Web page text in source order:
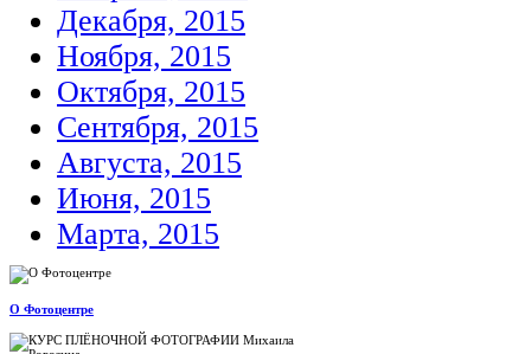
Декабря, 2015
Ноября, 2015
Октября, 2015
Сентября, 2015
Августа, 2015
Июня, 2015
Марта, 2015
О Фотоцентре